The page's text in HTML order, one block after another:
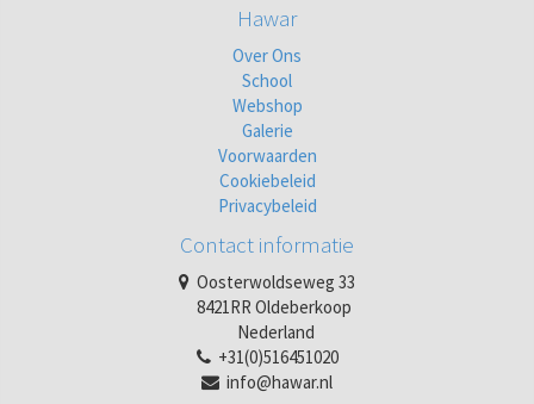
Hawar
Over Ons
School
Webshop
Galerie
Voorwaarden
Cookiebeleid
Privacybeleid
Contact informatie
Oosterwoldseweg 33
8421RR Oldeberkoop
Nederland
+31(0)516451020
info@hawar.nl